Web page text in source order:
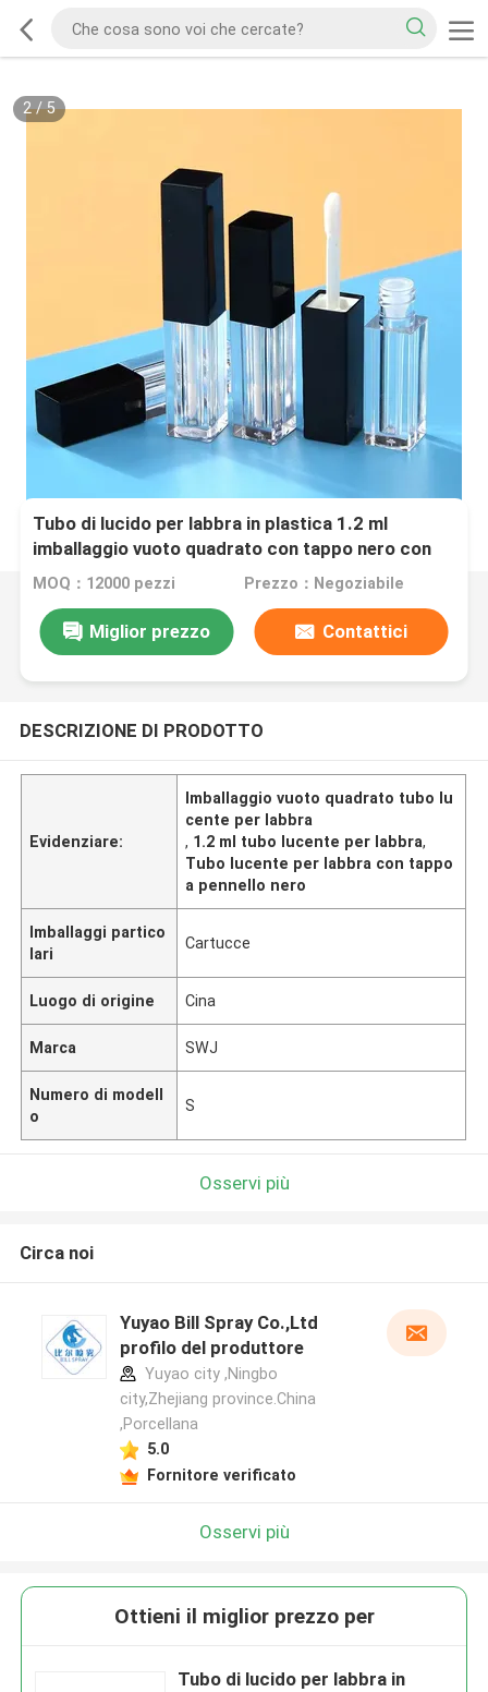
2/5
Tubo di lucido per labbra in plastica 1.2 ml
imballaggio vuoto quadrato con tappo nero con
corpo di tubo trasparente
MOQ：12000 pezzi Prezzo：Negoziabile
Miglior prezzo Contattici
DESCRIZIONE DI PRODOTTO
Evidenziare:
Imballaggio vuoto quadrato tubo lu
cente per labbra
, 1.2 ml tubo lucente per labbra,
Tubo lucente per labbra con tappo
a pennello nero
Imballaggi partico
lari
Cartucce
Luogo di origine Cina
Marca SWJ
Numero di modell
o
S
Osservi più
Circa noi
Yuyao Bill Spray Co.,Ltd
profilo del produttore
Yuyao city ,Ningbo
city,Zhejiang province.China
,Porcellana
5.0
Fornitore verificato
Osservi più
Ottieni il miglior prezzo per
Tubo di lucido per labbra in